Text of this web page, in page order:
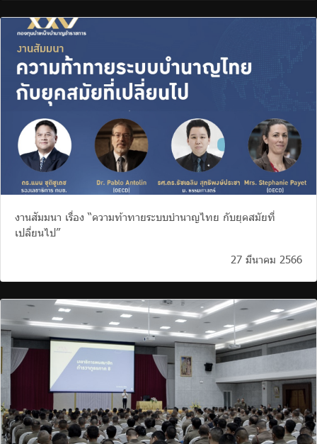
งานสัมมนา เรื่อง “ความท้าทายระบบบำนาญไทย กับยุคสมัยที่
เปลี่ยนไป”
27 มีนาคม 2566